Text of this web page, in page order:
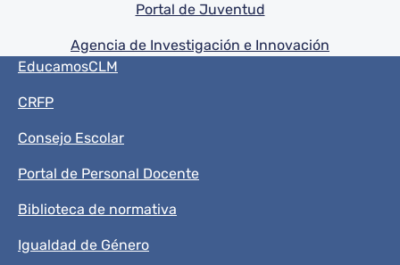
Portal de Juventud
Agencia de Investigación e Innovación
Menú del pie
EducamosCLM
CRFP
Consejo Escolar
Portal de Personal Docente
Biblioteca de normativa
Igualdad de Género